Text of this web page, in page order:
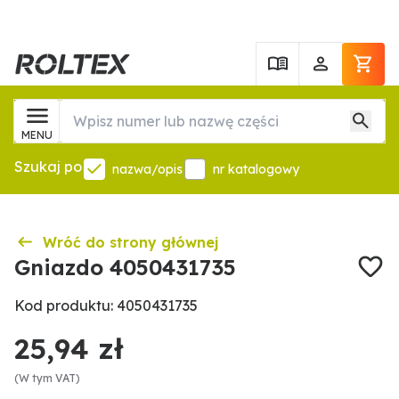
MENU
Szukaj po nazwa/opis nr katalogowy
Wróć do strony głównej
Gniazdo 4050431735
Kod produktu: 4050431735
25,94 zł
(W tym VAT)